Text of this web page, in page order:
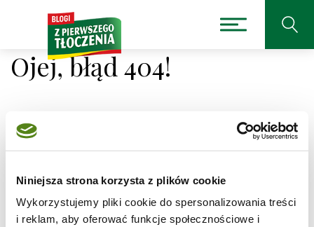
Niniejsza strona korzysta z plików cookie
Wykorzystujemy pliki cookie do spersonalizowania treści
i reklam, aby oferować funkcje społecznościowe i
Ojej, błąd 404!
Niestety nie można było
odnaleźć strony, której
szukasz.